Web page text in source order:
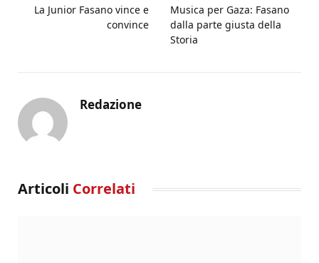
La Junior Fasano vince e
convince
Musica per Gaza: Fasano
dalla parte giusta della
Storia
Redazione
Articoli Correlati